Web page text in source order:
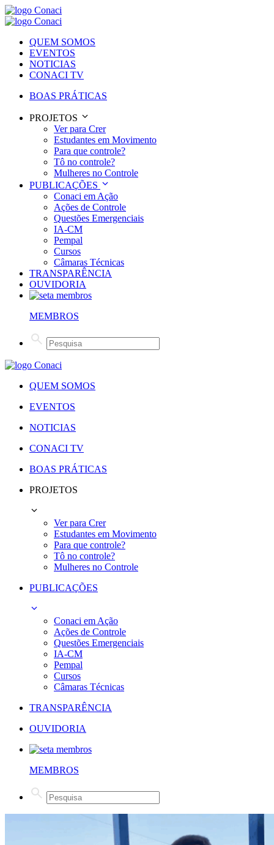
QUEM SOMOS
EVENTOS
NOTICIAS
CONACI TV
BOAS PRÁTICAS
PROJETOS
Ver para Crer
Estudantes em Movimento
Para que controle?
Tô no controle?
Mulheres no Controle
PUBLICAÇÕES
Conaci em Ação
Ações de Controle
Questões Emergenciais
IA-CM
Pempal
Cursos
Câmaras Técnicas
TRANSPARÊNCIA
OUVIDORIA
MEMBROS
QUEM SOMOS
EVENTOS
NOTICIAS
CONACI TV
BOAS PRÁTICAS
PROJETOS
Ver para Crer
Estudantes em Movimento
Para que controle?
Tô no controle?
Mulheres no Controle
PUBLICAÇÕES
Conaci em Ação
Ações de Controle
Questões Emergenciais
IA-CM
Pempal
Cursos
Câmaras Técnicas
TRANSPARÊNCIA
OUVIDORIA
MEMBROS